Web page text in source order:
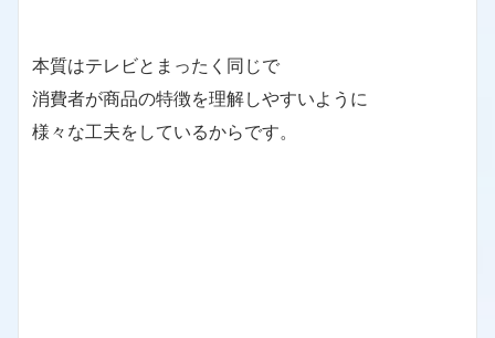
本質はテレビとまったく同じで
消費者が商品の特徴を理解しやすいように
様々な工夫をしているからです。